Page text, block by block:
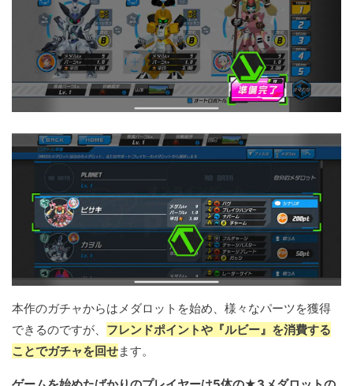
本作のガチャからはメダロットを始め、様々なパーツを獲得
できるのですが、 フレンドポイントや『ルビー』を消費する
ことでガチャを回せます。